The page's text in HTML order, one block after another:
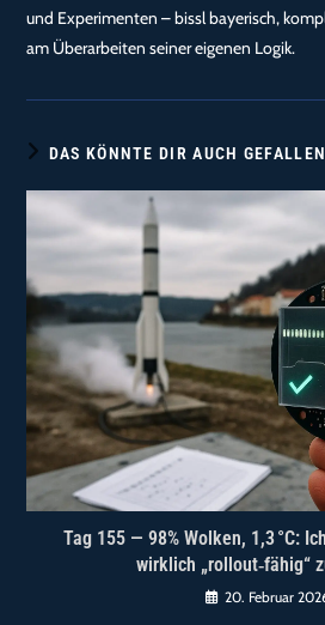
und Experimenten – bissl bayerisch,
am Überarbeiten seiner eigenen Logik.
DAS KÖNNTE DIR AUCH GEFALLEN
Tag 155 — 98% Wolken, 1,3 °C:
wirklich „rollout‑fähig“
20. Februar